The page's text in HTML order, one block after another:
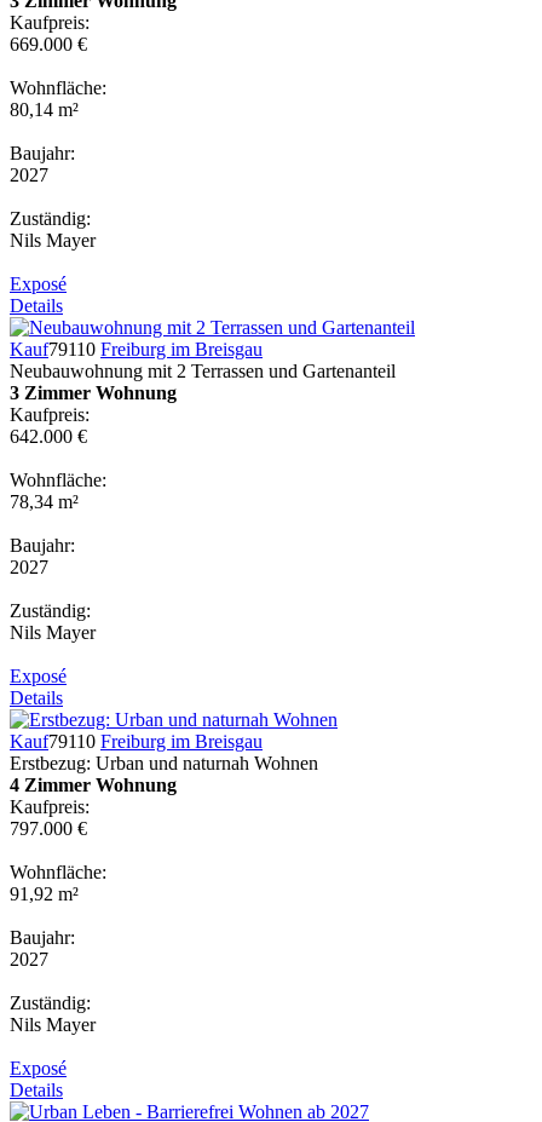
Kaufpreis:
669.000 €
Wohnfläche:
80,14 m²
Baujahr:
2027
Zuständig:
Nils Mayer
Exposé
Details
Kauf79110 Freiburg im Breisgau
Neubauwohnung mit 2 Terrassen und Gartenanteil
3 Zimmer Wohnung
Kaufpreis:
642.000 €
Wohnfläche:
78,34 m²
Baujahr:
2027
Zuständig:
Nils Mayer
Exposé
Details
Kauf79110 Freiburg im Breisgau
Erstbezug: Urban und naturnah Wohnen
4 Zimmer Wohnung
Kaufpreis:
797.000 €
Wohnfläche:
91,92 m²
Baujahr:
2027
Zuständig:
Nils Mayer
Exposé
Details